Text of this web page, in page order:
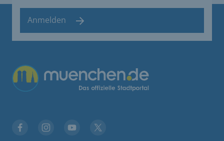
Anmelden
Übergreifende Links